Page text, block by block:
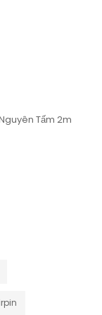
Tấm 2m